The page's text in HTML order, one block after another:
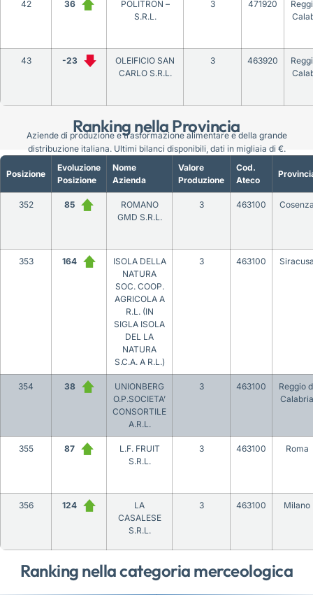
Ranking nella Provincia
42 36
POLITRON –
S.R.L.
3 471920
43 -23
OLEIFICIO SAN
CARLO S.R.L.
3 463920
Ranking nella categoria merceologica
Posizione
Evoluzione
Posizione
Nome
Azienda
Valore
Produzione
Cod.
Ateco
352 85
ROMANO
GMD S.R.L.
3 463100
353 164
ISOLA DELLA
NATURA
SOC. COOP.
AGRICOLA A
R.L. (IN
SIGLA ISOLA
DEL LA
NATURA
S.C.A. A R.L.)
3 463100
354 38
UNIONBERG
O.P.SOCIETA’
CONSORTILE
A.R.L.
3 463100
Reggio
Calabria
355 87
L.F. FRUIT
S.R.L.
3 463100 Roma
356 124
LA
CASALESE
S.R.L.
3 463100 Milano
Aziende di produzione e trasformazione alimentare e della grande
distribuzione italiana. Ultimi bilanci disponibili, dati in migliaia di €.